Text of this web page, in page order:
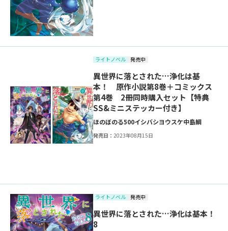
ライトノベル 発売中
異世界に落とされた…浄化は基
本！ 原作小説第8巻＋コミックス
第4巻 2冊同時購入セット【特典
SS&ミニステッカー付き】
ほのぼのる500イシバシヨウスケ中島鯛
発売日：2023年08月15日
ライトノベル 発売中
異世界に落とされた…浄化は基本！
8